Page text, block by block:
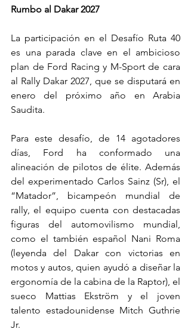
Rumbo al Dakar 2027
La participación en el Desafío Ruta 40
es una parada clave en el ambicioso
plan de Ford Racing y M-Sport de cara
al Rally Dakar 2027, que se disputará en
enero del próximo año en Arabia
Saudita.
Para este desafío, de 14 agotadores
días, Ford ha conformado una
alineación de pilotos de élite. Además
del experimentado Carlos Sainz (Sr), el
“Matador”, bicampeón mundial de
rally, el equipo cuenta con destacadas
figuras del automovilismo mundial,
como el también español Nani Roma
(leyenda del Dakar con victorias en
motos y autos, quien ayudó a diseñar la
ergonomía de la cabina de la Raptor), el
sueco Mattias Ekström y el joven
talento estadounidense Mitch Guthrie
Jr.